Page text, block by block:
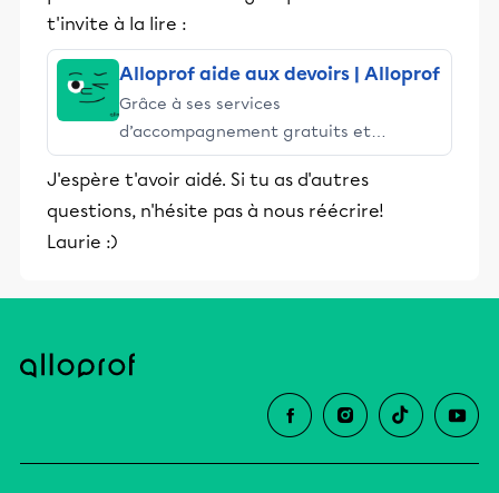
t'invite à la lire :
Alloprof aide aux devoirs | Alloprof
Grâce à ses services
d’accompagnement gratuits et
stimulants, Alloprof engage les élèves
et leurs parents dans la réussite
éducative.
J'espère t'avoir aidé. Si tu as d'autres
questions, n'hésite pas à nous réécrire!
Laurie :)